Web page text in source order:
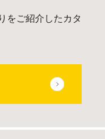
をご紹介したカタ